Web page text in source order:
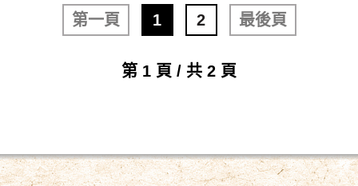
第一頁 1 2 最後頁
第 1 頁 / 共 2 頁